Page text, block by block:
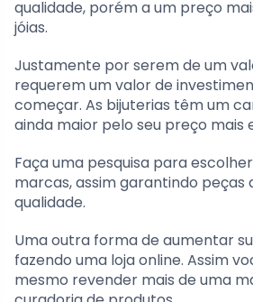
qualidade, porém a um preço
jóias.
Justamente por serem de um
requerem um valor de
começar. As bijuterias têm um
ainda maior pelo seu preço mais
Faça uma pesquisa para
marcas, assim garantindo peças
qualidade.
Uma outra forma de aumentar
fazendo uma loja online. Assim
mesmo revender mais de uma